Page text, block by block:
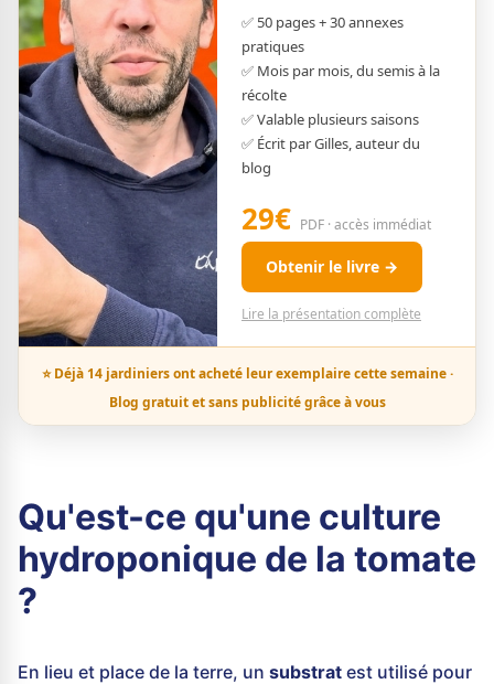
✅ 50 pages + 30 annexes
pratiques
✅ Mois par mois, du semis à la
récolte
✅ Valable plusieurs saisons
✅ Écrit par Gilles, auteur du
blog
29€ PDF · accès immédiat
Obtenir le livre →
Lire la présentation complète
⭐ Déjà 14 jardiniers ont acheté leur exemplaire cette semaine ·
Blog gratuit et sans publicité grâce à vous
Qu'est-ce qu'une culture
hydroponique de la tomate
?
En lieu et place de la terre, un substrat est utilisé pour